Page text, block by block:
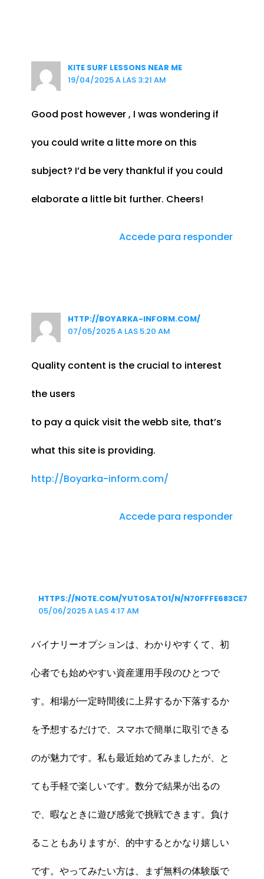
KITE SURF LESSONS NEAR ME
19/04/2025 A LAS 3:21 AM
Good post however , I was wondering if
you could write a litte more on this
subject? I’d be very thankful if you could
elaborate a little bit further. Cheers!
Accede para responder
HTTP://BOYARKA-INFORM.COM/
07/05/2025 A LAS 5:20 AM
Quality content is the crucial to interest
the users
to pay a quick visit the webb site, that’s
what this site is providing.
http://Boyarka-inform.com/
Accede para responder
HTTPS://NOTE.COM/YUTOSATO1/N/N70FFFE683CE7
05/06/2025 A LAS 4:17 AM
バイナリーオプションは、わかりやすくて、初
心者でも始めやすい資産運用手段のひとつで
す。相場が一定時間後に上昇するか下落するか
を予想するだけで、スマホで簡単に取引できる
のが魅力です。私も最近始めてみましたが、と
ても手軽で楽しいです。数分で結果が出るの
で、暇なときに遊び感覚で挑戦できます。負け
ることもありますが、的中するとかなり嬉しい
です。やってみたい方は、まず無料の体験版で